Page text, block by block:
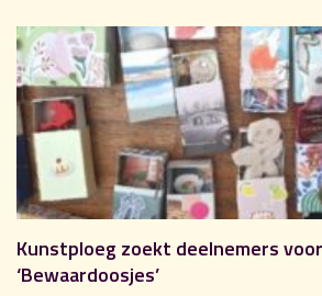
Kunstploeg zoekt deelnemers
‘Bewaardoosjes’